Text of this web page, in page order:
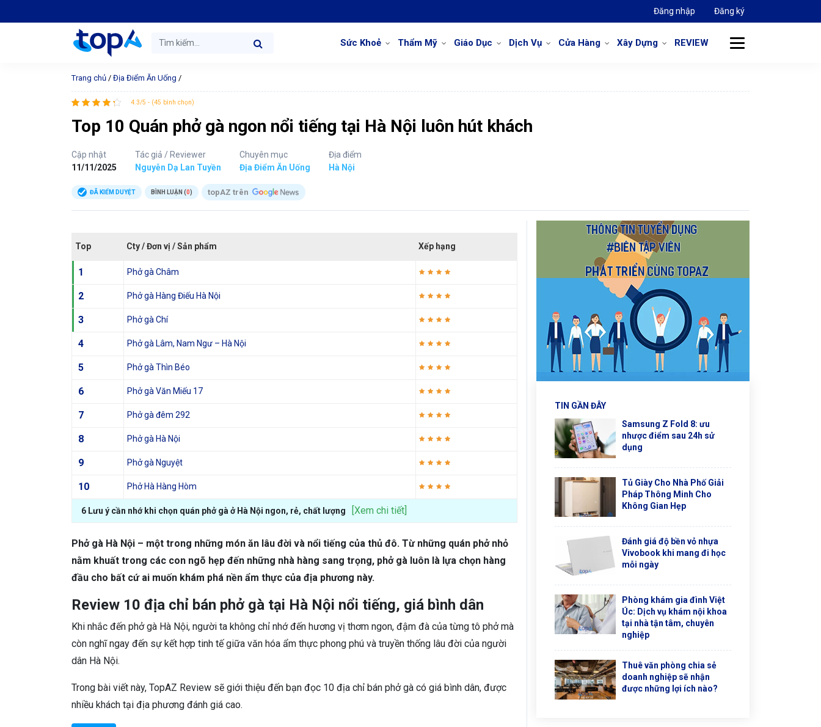
Đăng nhập Đăng ký
Sức Khoẻ Thẩm Mỹ Giáo Dục Dịch Vụ Cửa Hàng Xây Dựng REVIEW
Trang chủ / Địa Điểm Ăn Uống /
4.3/5 - (45 bình chọn)
Top 10 Quán phở gà ngon nổi tiếng tại Hà Nội luôn hút khách
Cập nhật
11/11/2025
Tác giả / Reviewer
Nguyễn Dạ Lan Tuyền
Chuyên mục
Địa Điểm Ăn Uống
Địa điểm
Hà Nội
ĐÃ KIỂM DUYỆT BÌNH LUẬN (0) topAZ trên
Top Cty / Đơn vị / Sản phẩm Xếp hạng
1 Phở gà Châm
2 Phở gà Hàng Điếu Hà Nội
3 Phở gà Chí
4 Phở gà Lâm, Nam Ngư – Hà Nội
5 Phở gà Thìn Béo
6 Phở gà Văn Miếu 17
7 Phở gà đêm 292
8 Phở gà Hà Nội
9 Phở gà Nguyệt
10 Phở Hà Hàng Hòm
6 Lưu ý cần nhớ khi chọn quán phở gà ở Hà Nội ngon, rẻ, chất lượng [Xem chi tiết]
Phở gà Hà Nội – một trong những món ăn lâu đời và nổi tiếng của thủ đô. Từ những quán phở nhỏ
nằm khuất trong các con ngõ hẹp đến những nhà hàng sang trọng, phở gà luôn là lựa chọn hàng
đầu cho bất cứ ai muốn khám phá nền ẩm thực của địa phương này.
Review 10 địa chỉ bán phở gà tại Hà Nội nổi tiếng, giá bình dân
Khi nhắc đến phở gà Hà Nội, người ta không chỉ nhớ đến hương vị thơm ngon, đậm đà của từng tô phở mà
còn nghĩ ngay đến sự kết hợp tinh tế giữa văn hóa ẩm thực phong phú và truyền thống lâu đời của người
dân Hà Nội.
Trong bài viết này, TopAZ Review sẽ giới thiệu đến bạn đọc 10 địa chỉ bán phở gà có giá bình dân, được
nhiều khách tại địa phương đánh giá cao.
TIN GẦN ĐÂY
Samsung Z Fold 8: ưu
nhược điểm sau 24h sử
dụng
Tủ Giày Cho Nhà Phố Giải
Pháp Thông Minh Cho
Không Gian Hẹp
Đánh giá độ bền vỏ nhựa
Vivobook khi mang đi học
mỗi ngày
Phòng khám gia đình Việt
Úc: Dịch vụ khám nội khoa
tại nhà tận tâm, chuyên
nghiệp
Thuê văn phòng chia sẻ
doanh nghiệp sẽ nhận
được những lợi ích nào?